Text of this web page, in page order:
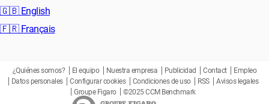
🇬🇧 English
🇫🇷 Français
¿Quiénes somos? El equipo Nuestra empresa Publicidad Contact
Empleo
Datos personales
Configurar cookies Condiciones de uso RSS
Avisos legales
Groupe Figaro
©2025 CCM Benchmark